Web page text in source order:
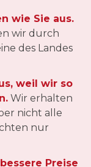
wie Sie aus.
wir durch
des Landes
weil wir so
Wir erhalten
nicht alle
nur
Preise